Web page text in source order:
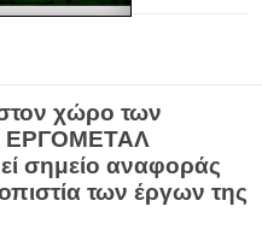
χώρο των
ΕΡΓΟΜΕΤΑΛ
σημείο αναφοράς
των έργων της